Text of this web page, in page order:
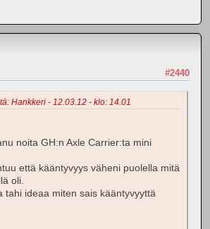
#2440
Hankkeri - 12.03.12 - klo: 14.01
noita GH:n Axle Carrier:ta mini
että kääntyvyys väheni puolella mitä
oli.
tahi ideaa miten sais kääntyvyyttä